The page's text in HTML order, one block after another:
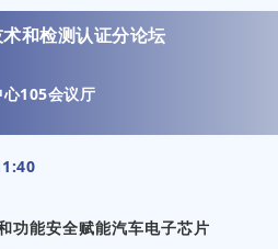
和检测认证分论坛
105会议厅
功能安全赋能汽车电子芯片